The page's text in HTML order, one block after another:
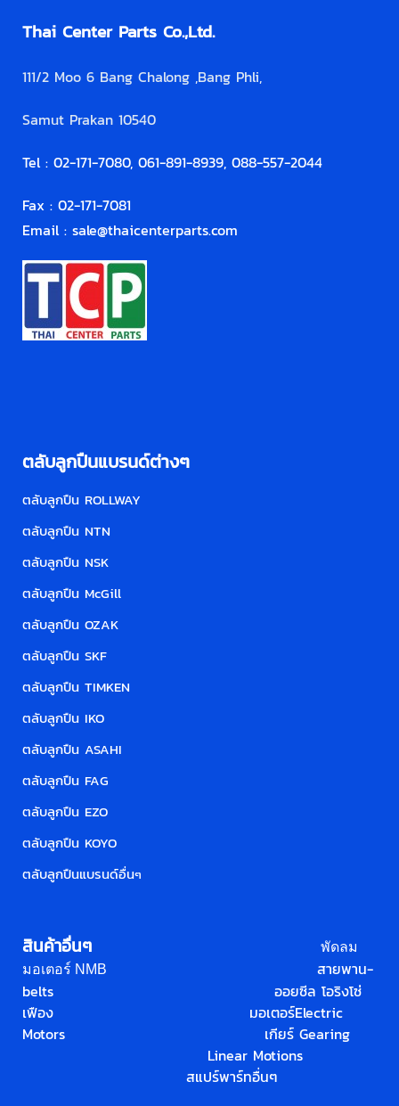
Thai Center Parts Co.,Ltd.
111/2 Moo 6 Bang Chalong ,Bang Phli,
Samut Prakan 10540
Tel : 02-171-7080, 061-891-8939, 088-557-2044
Fax : 02-171-7081
Email : sale@thaicenterparts.com
ตลับลูกปืนแบรนด์ต่างๆ
ตลับลูกปืน ROLLWAY
ตลับลูกปืน NTN
ตลับลูกปืน NSK
ตลับลูกปืน McGill
ตลับลูกปืน OZAK
ตลับลูกปืน SKF
ตลับลูกปืน TIMKEN
ตลับลูกปืน IKO
ตลับลูกปืน ASAHI
ตลับลูกปืน FAG
ตลับลูกปืน EZO
ตลับลูกปืน KOYO
ตลับลูกปืนแบรนด์อื่นๆ
สินค้าอื่นๆ
พัดลม
มอเตอร์ NMB
สายพาน-
belts
ออยซีล โอริงโซ่
เฟือง
มอเตอร์Electric
Motors
เกียร์ Gearing
Linear Motions
สแปร์พาร์ทอื่นๆ